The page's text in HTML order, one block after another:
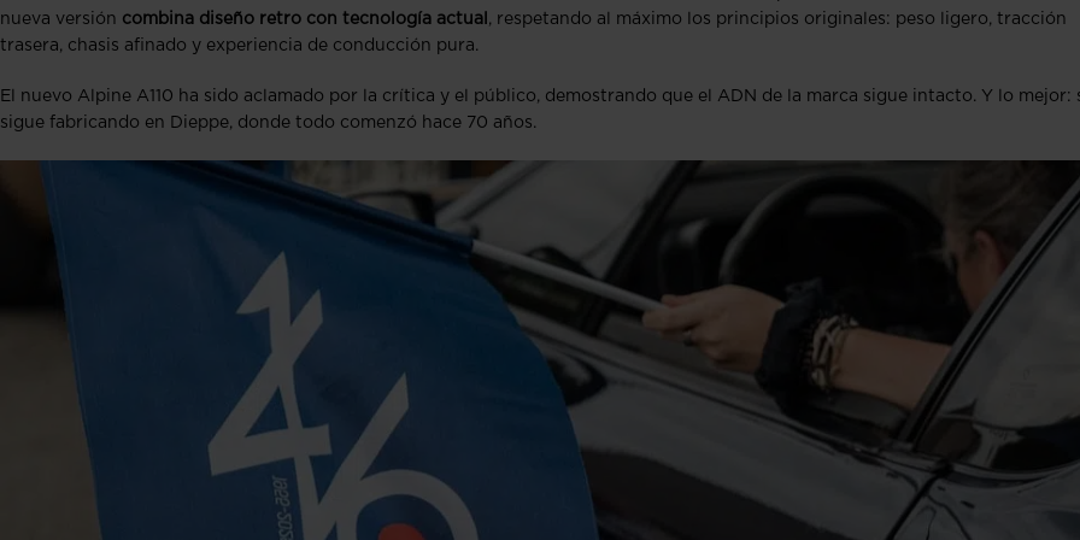
nueva versión combina diseño retro con tecnología actual , respetando al máximo los principios originales: peso ligero, tracción
trasera, chasis afinado y experiencia de conducción pura.
El nuevo Alpine A110 ha sido aclamado por la crítica y el público, demostrando que el ADN de la marca sigue intacto. Y lo mejor:
sigue fabricando en Dieppe, donde todo comenzó hace 70 años.